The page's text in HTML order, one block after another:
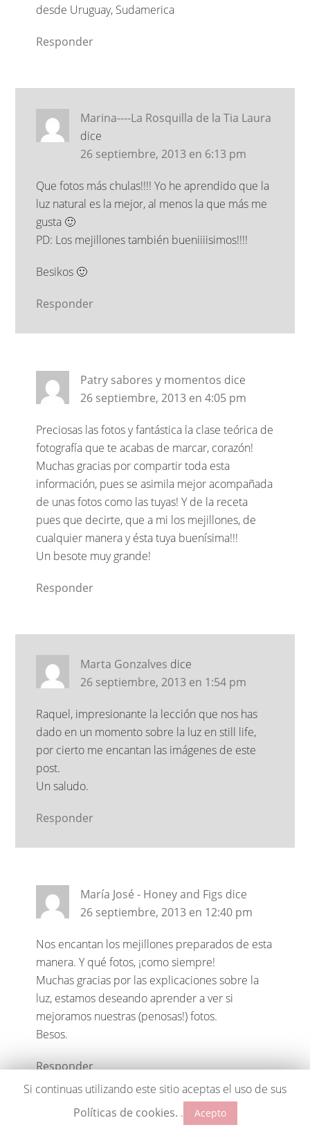
desde Uruguay, Sudamerica
Responder
Marina----La Rosquilla de la Tia Laura
dice
26 septiembre, 2013 en 6:13 pm
Que fotos más chulas!!!! Yo he aprendido que la
luz natural es la mejor, al menos la que más me
gusta 🙂
PD: Los mejillones también bueniiiisimos!!!!
Besikos 🙂
Responder
Patry sabores y momentos dice
26 septiembre, 2013 en 4:05 pm
Preciosas las fotos y fantástica la clase teórica de
fotografía que te acabas de marcar, corazón!
Muchas gracias por compartir toda esta
información, pues se asimila mejor acompañada
de unas fotos como las tuyas! Y de la receta
pues que decirte, que a mi los mejillones, de
cualquier manera y ésta tuya buenísima!!!
Un besote muy grande!
Responder
Marta Gonzalves dice
26 septiembre, 2013 en 1:54 pm
Raquel, impresionante la lección que nos has
dado en un momento sobre la luz en still life,
por cierto me encantan las imágenes de este
post.
Un saludo.
Responder
María José - Honey and Figs dice
26 septiembre, 2013 en 12:40 pm
Nos encantan los mejillones preparados de esta
manera. Y qué fotos, ¡como siempre!
Muchas gracias por las explicaciones sobre la
luz, estamos deseando aprender a ver si
mejoramos nuestras (penosas!) fotos.
Besos.
Responder
Si continuas utilizando este sitio aceptas el uso de sus
Políticas de cookies. . Acepto